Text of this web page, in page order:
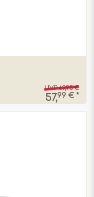
UVP 69,95 €
57,99 € *